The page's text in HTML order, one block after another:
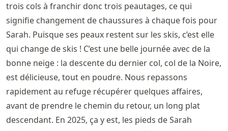
trois cols à franchir donc trois peautages, ce qui
signifie changement de chaussures à chaque fois pour
Sarah. Puisque ses peaux restent sur les skis, c’est elle
qui change de skis ! C’est une belle journée avec de la
bonne neige : la descente du dernier col, col de la Noire,
est délicieuse, tout en poudre. Nous repassons
rapidement au refuge récupérer quelques affaires,
avant de prendre le chemin du retour, un long plat
descendant. En 2025, ça y est, les pieds de Sarah